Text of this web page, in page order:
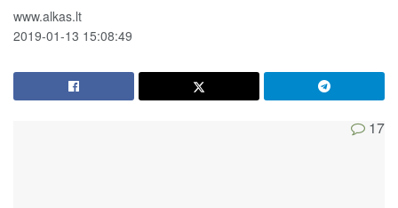
www.alkas.lt
2019-01-13 15:08:49
17